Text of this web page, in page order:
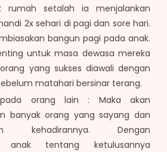
rumah setalah ia menjalankan
2x sehari di pagi dan sore hari.
bangun pagi pada anak.
untuk masa dewasa mereka
yang sukses diawali dengan
matahari bersinar terang.
orang lain : Maka akan
banyak orang yang sayang dan
kehadirannya. Dengan
anak tentang ketulusannya